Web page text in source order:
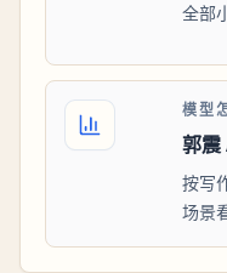
全部
模型
郭震
按写
场景